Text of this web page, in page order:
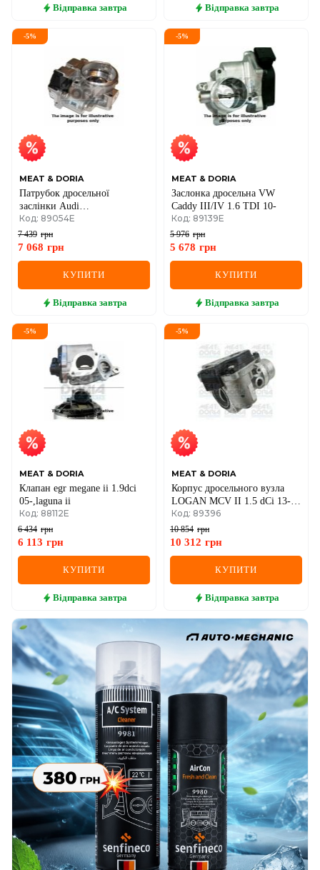
Відправка завтра Відправка завтра
-5%
MEAT & DORIA
Патрубок дросельної
заслінки Audi
A4/6,Seat,Skoda SuperB
I,Passat 1.9/2.0TDI 03-
Код: 89054E
7 439 грн
7 068 грн
КУПИТИ
Відправка завтра
-5%
MEAT & DORIA
Заслонка дросельна VW
Caddy III/IV 1.6 TDI 10-
Код: 89139E
5 976 грн
5 678 грн
КУПИТИ
Відправка завтра
-5%
MEAT & DORIA
Клапан egr megane ii 1.9dci
05-,laguna ii
Код: 88112E
6 434 грн
6 113 грн
КУПИТИ
Відправка завтра
-5%
MEAT & DORIA
Корпус дросельного вузла
LOGAN MCV II 1.5 dCi 13-,
RENAULT SCENIC III
(JZ0/1) 1.5 dCi 09-DACIA
Код: 89396
10 854 грн
10 312 грн
КУПИТИ
Відправка завтра